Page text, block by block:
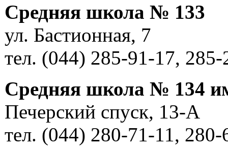
Средняя школа № 133
ул. Бастионная, 7
тел. (044) 285-91-17, 285-
Средняя школа № 134
Печерский спуск, 13-А
тел. (044) 280-71-11, 280-